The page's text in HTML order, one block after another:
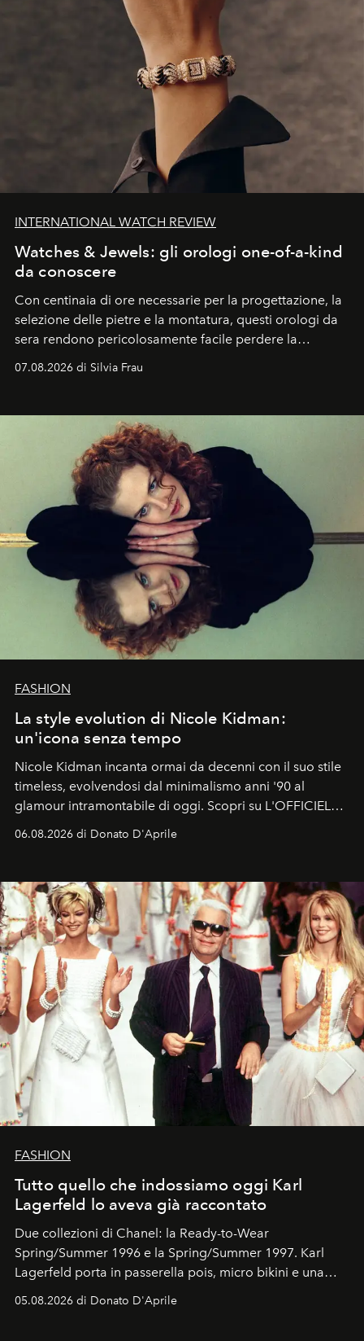
INTERNATIONAL WATCH REVIEW
Watches & Jewels: gli orologi one-of-a-kind
da conoscere
Con centinaia di ore necessarie per la progettazione, la
selezione delle pietre e la montatura, questi orologi da
sera rendono pericolosamente facile perdere la
cognizione del tempo. Ma con quadranti così
07.08.2026 di Silvia Frau
FASHION
La style evolution di Nicole Kidman:
un'icona senza tempo
Nicole Kidman incanta ormai da decenni con il suo stile
timeless, evolvendosi dal minimalismo anni '90 al
glamour intramontabile di oggi. Scopri su L'OFFICIEL
Italia la sua style evolution.
06.08.2026 di Donato D'Aprile
FASHION
Tutto quello che indossiamo oggi Karl
Lagerfeld lo aveva già raccontato
Due collezioni di Chanel: la Ready-to-Wear
Spring/Summer 1996 e la Spring/Summer 1997. Karl
Lagerfeld porta in passerella pois, micro bikini e una
logomania pensata per la spiaggia
Kate, Claudia e Carla una dietro l'altra. Trent'anni dopo,
05.08.2026 di Donato D'Aprile